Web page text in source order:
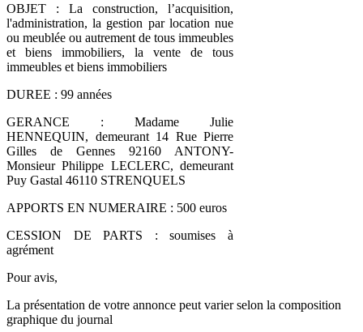
OBJET : La construction, l’acquisition,
l'administration, la gestion par location nue
ou meublée ou autrement de tous immeubles
et biens immobiliers, la vente de tous
immeubles et biens immobiliers
DUREE : 99 années
GERANCE : Madame Julie
HENNEQUIN, demeurant 14 Rue Pierre
Gilles de Gennes 92160 ANTONY-
Monsieur Philippe LECLERC, demeurant
Puy Gastal 46110 STRENQUELS
APPORTS EN NUMERAIRE : 500 euros
CESSION DE PARTS : soumises à
agrément
Pour avis,
La présentation de votre annonce peut varier selon la composition
graphique du journal